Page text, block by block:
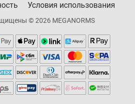
Условия использования
© 2026 MEGANORMS